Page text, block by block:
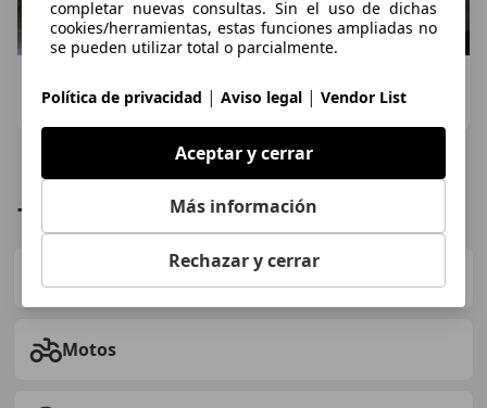
completar nuevas consultas. Sin el uso de dichas
cookies/herramientas, estas funciones ampliadas no
se pueden utilizar total o parcialmente.
Política de privacidad | Aviso legal | Vendor List
Aceptar y cerrar
Más información
Rechazar y cerrar
AutoScout24 · 26/09/2024 · 4 minutos de lectura
Tipos de coches
Vehículos de ocasión por marca
Motos